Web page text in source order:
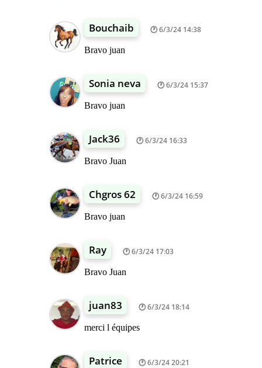
Bouchaib 6/3/24 14:38
Bravo juan
Sonia neva 6/3/24 15:37
Bravo juan
Jack36 6/3/24 16:33
Bravo Juan
Chgros 62 6/3/24 16:59
Bravo juan
Ray 6/3/24 17:03
Bravo Juan
juan83 6/3/24 18:14
merci l équipes
Patrice 6/3/24 20:21